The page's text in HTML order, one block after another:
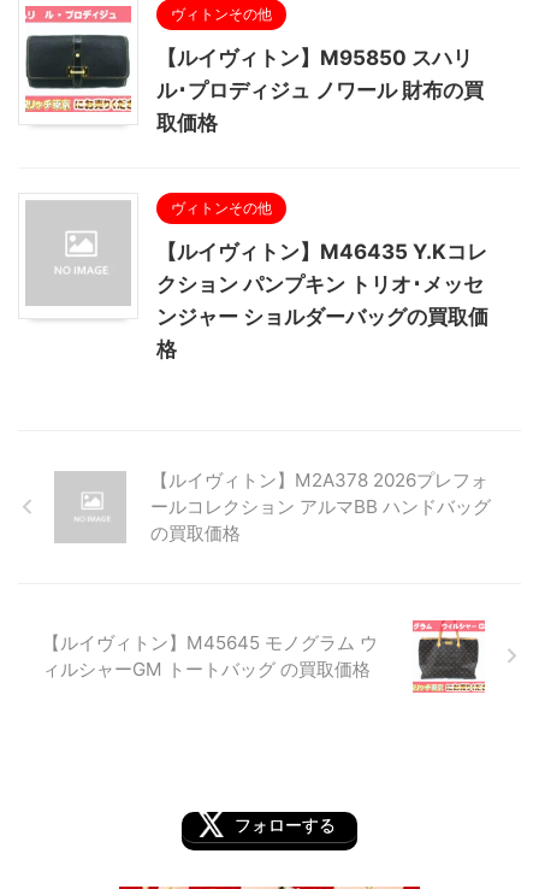
ヴィトンその他
【ルイヴィトン】M95850 スハリ
ル･プロディジュ ノワール 財布の買
取価格
ヴィトンその他
【ルイヴィトン】M46435 Y.Kコレ
クション パンプキン トリオ･メッセ
ンジャー ショルダーバッグの買取価
格
【ルイヴィトン】M2A378 2026プレフォ
ールコレクション アルマBB ハンドバッグ
の買取価格
【ルイヴィトン】M45645 モノグラム ウ
ィルシャーGM トートバッグ の買取価格
フォローする